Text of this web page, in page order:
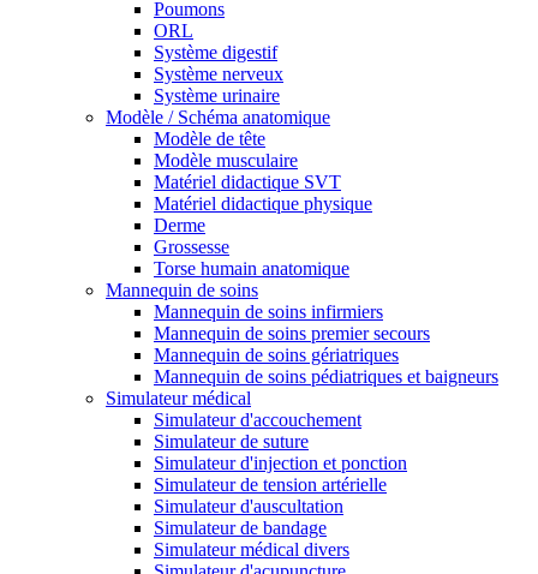
Poumons
ORL
Système digestif
Système nerveux
Système urinaire
Modèle / Schéma anatomique
Modèle de tête
Modèle musculaire
Matériel didactique SVT
Matériel didactique physique
Derme
Grossesse
Torse humain anatomique
Mannequin de soins
Mannequin de soins infirmiers
Mannequin de soins premier secours
Mannequin de soins gériatriques
Mannequin de soins pédiatriques et baigneurs
Simulateur médical
Simulateur d'accouchement
Simulateur de suture
Simulateur d'injection et ponction
Simulateur de tension artérielle
Simulateur d'auscultation
Simulateur de bandage
Simulateur médical divers